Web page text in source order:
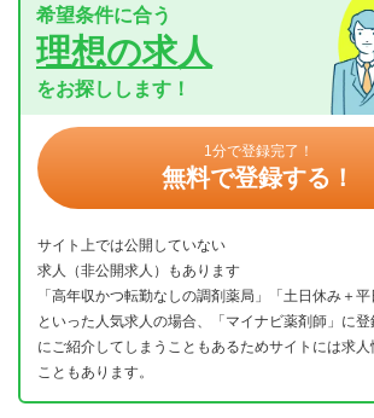
希望条件に合う
理想の求人
をお探しします！
1分で登録完了！
無料で登録する！
サイト上では公開していない
求人（非公開求人）もあります
「高年収かつ転勤なしの調剤薬局」「土日休み＋平
といった人気求人の場合、「マイナビ薬剤師」に
にご紹介してしまうこともあるためサイトには求
こともあります。